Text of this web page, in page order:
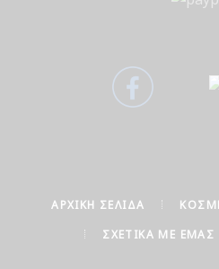
ΑΡΧΙΚΉ ΣΕΛΊΔΑ
ΣΧΕΤΙΚΆ ΜΕ ΕΜΆΣ